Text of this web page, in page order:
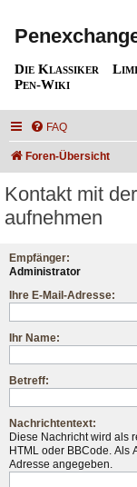
Die Klassiker
Pen-Wiki
FAQ
Foren-Übersicht
Kontakt mit
aufnehmen
Empfänger:
Administrator
Ihre E-Mail-Adresse:
Ihr Name:
Betreff:
Nachrichtentext:
Diese Nachricht wird als
HTML oder BBCode. Als
Adresse angegeben.